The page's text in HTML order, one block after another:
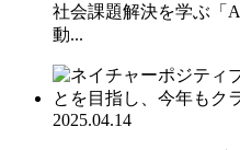
社会課題解決を学ぶ「
動...
2025.04.14